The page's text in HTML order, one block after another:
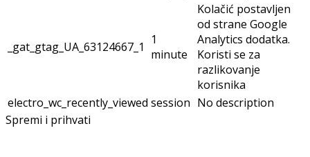
_gat_gtag_UA_63124667_1
1
minute
Kolačić postavljen
od strane Google
Analytics dodatka.
Koristi se za
razlikovanje
korisnika
electro_wc_recently_viewed session No description
Spremi i prihvati